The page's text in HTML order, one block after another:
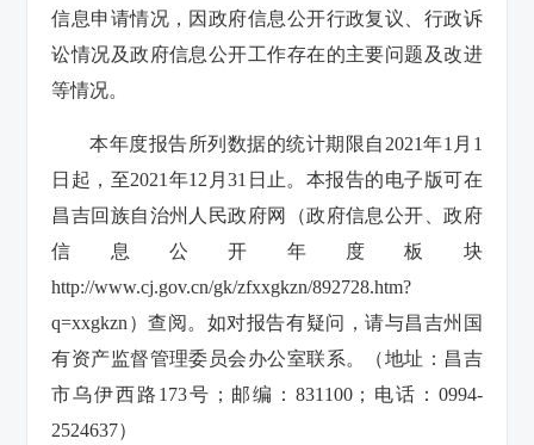
信息申请情况，因政府信息公开行政复议、行政诉
讼情况及政府信息公开工作存在的主要问题及改进
等情况。
本年度报告所列数据的统计期限自2021年1月1
日起，至2021年12月31日止。本报告的电子版可在
昌吉回族自治州人民政府网（政府信息公开、政府
信息公开年度板块
http://www.cj.gov.cn/gk/zfxxgkzn/892728.htm?
q=xxgkzn）查阅。如对报告有疑问，请与昌吉州国
有资产监督管理委员会办公室联系。（地址：昌吉
市乌伊西路173号；邮编：831100；电话：0994-
2524637）